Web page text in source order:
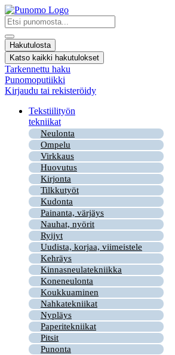
Mene
sisältöön
Search
...
Hakutulosta
Katso kaikki hakutulokset
Tarkennettu haku
Punomoputiikki
Kirjaudu tai rekisteröidy
Tekstiilityön
tekniikat
Neulonta
Ompelu
Virkkaus
Huovutus
Kirjonta
Tilkkutyöt
Kudonta
Painanta, värjäys
Nauhat, nyörit
Ryijyt
Uudista, korjaa, viimeistele
Kehräys
Kinnasneulatekniikka
Koneneulonta
Koukkuaminen
Nahkatekniikat
Nypläys
Paperitekniikat
Pitsit
Punonta